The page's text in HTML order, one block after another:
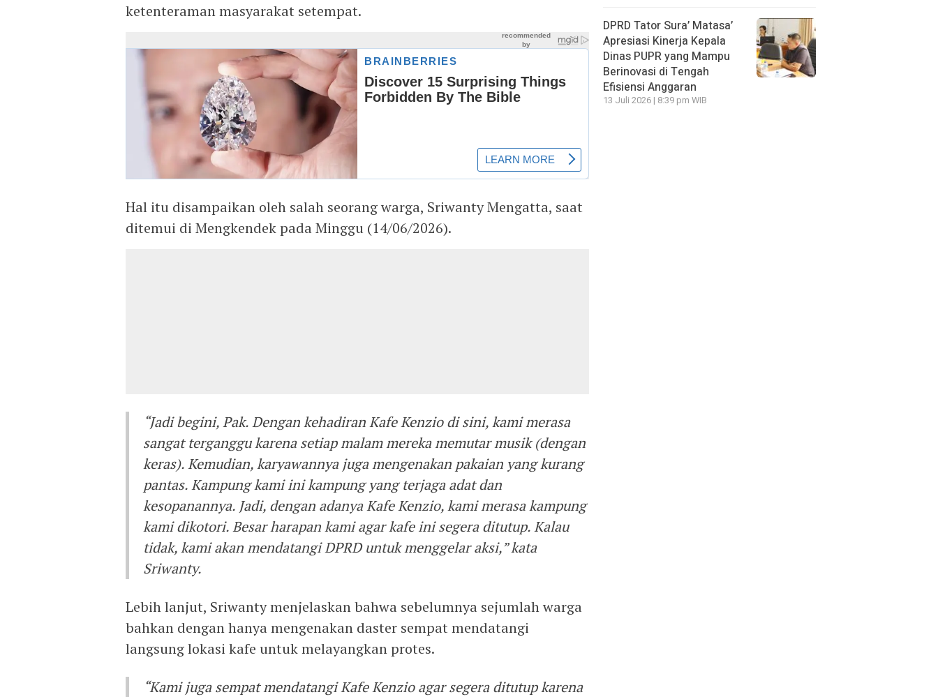
ketenteraman masyarakat setempat.
Hal itu disampaikan oleh salah seorang warga, Sriwanty Mengatta, saat
ditemui di Mengkendek pada Minggu (14/06/2026).
“Jadi begini, Pak. Dengan kehadiran Kafe Kenzio di sini, kami merasa
sangat terganggu karena setiap malam mereka memutar musik (dengan
keras). Kemudian, karyawannya juga mengenakan pakaian yang kurang
pantas. Kampung kami ini kampung yang terjaga adat dan
kesopanannya. Jadi, dengan adanya Kafe Kenzio, kami merasa kampung
kami dikotori. Besar harapan kami agar kafe ini segera ditutup. Kalau
tidak, kami akan mendatangi DPRD untuk menggelar aksi,” kata
Sriwanty.
Lebih lanjut, Sriwanty menjelaskan bahwa sebelumnya sejumlah warga
bahkan dengan hanya mengenakan daster sempat mendatangi
langsung lokasi kafe untuk melayangkan protes.
“Kami juga sempat mendatangi Kafe Kenzio agar segera ditutup karena
DPRD Tator Sura’ Matasa’
Apresiasi Kinerja Kepala
Dinas PUPR yang Mampu
Berinovasi di Tengah
Efisiensi Anggaran
13 Juli 2026 | 8:39 pm WIB